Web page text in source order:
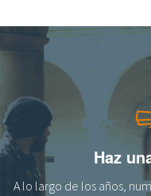
Haz
A lo largo de los años,